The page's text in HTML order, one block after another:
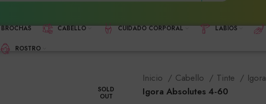
BROCHAS CABELLO CUIDADO CORPORAL LABIOS
ROSTRO
SOLD
OUT
Inicio Cabello Tinte Igora
Igora Absolutes 4-60